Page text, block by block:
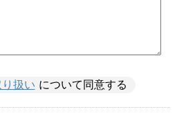
扱い について同意する